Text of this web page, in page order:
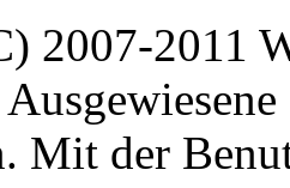
2007-2011
Mit der